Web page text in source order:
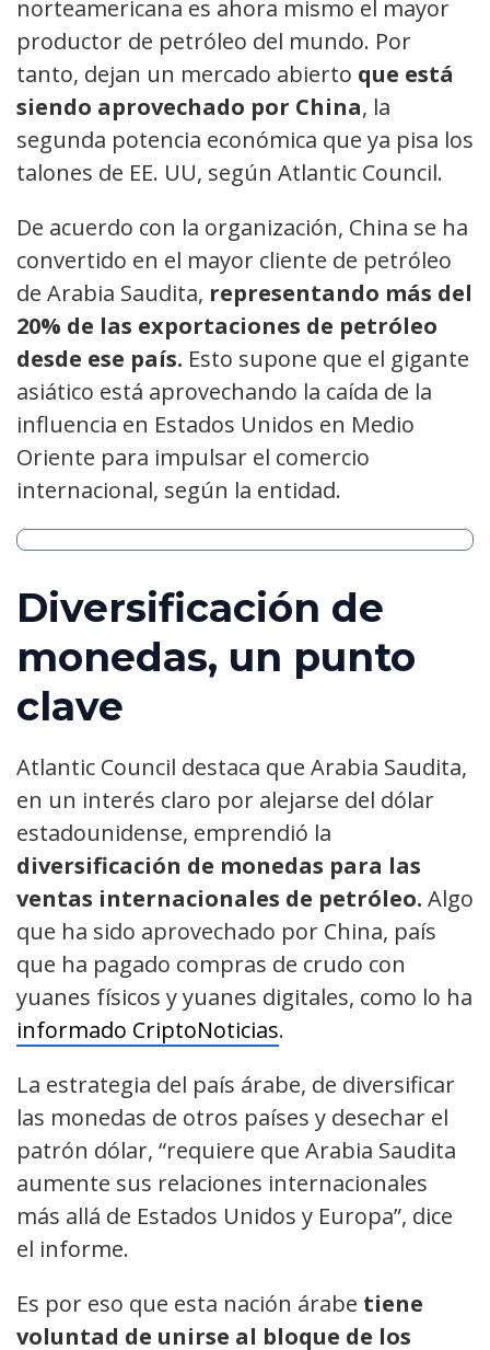
norteamericana es ahora mismo el mayor
productor de petróleo del mundo. Por
tanto, dejan un mercado abierto que está
siendo aprovechado por China, la
segunda potencia económica que ya pisa los
talones de EE. UU, según Atlantic Council.
De acuerdo con la organización, China se ha
convertido en el mayor cliente de petróleo
de Arabia Saudita, representando más del
20% de las exportaciones de petróleo
desde ese país. Esto supone que el gigante
asiático está aprovechando la caída de la
influencia en Estados Unidos en Medio
Oriente para impulsar el comercio
internacional, según la entidad.
Diversificación de
monedas, un punto
clave
Atlantic Council destaca que Arabia Saudita,
en un interés claro por alejarse del dólar
estadounidense, emprendió la
diversificación de monedas para las
ventas internacionales de petróleo. Algo
que ha sido aprovechado por China, país
que ha pagado compras de crudo con
yuanes físicos y yuanes digitales, como lo ha
informado CriptoNoticias.
La estrategia del país árabe, de diversificar
las monedas de otros países y desechar el
patrón dólar, “requiere que Arabia Saudita
aumente sus relaciones internacionales
más allá de Estados Unidos y Europa”, dice
el informe.
Es por eso que esta nación árabe tiene
voluntad de unirse al bloque de los